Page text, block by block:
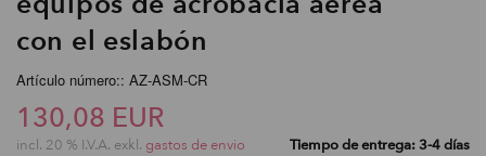
con el eslabón
Artículo número:: AZ-ASM-CR
130,08 EUR
incl. 20 % I.V.A. exkl. gastos de envio Tiempo de entrega: 3-4 días